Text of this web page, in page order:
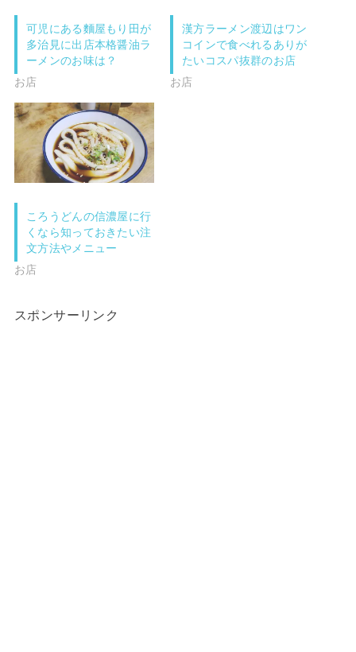
ウ
ィ
ン
ド
ウ
で
開
ま
す
)
て
く
だ
さ
い
い
ウ
ィ
ン
ド
ウ
で
開
す
)
可児にある麵屋もり田が
多治見に出店本格醤油ラ
ーメンのお味は？
お店
漢方ラーメン渡辺はワン
コインで食べれるありが
たいコスパ抜群のお店
お店
ころうどんの信濃屋に行
くなら知っておきたい注
文方法やメニュー
お店
スポンサーリンク